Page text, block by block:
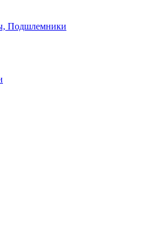
Подшлемники